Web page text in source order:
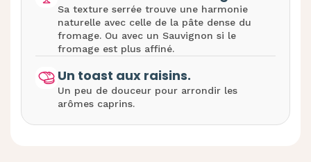
Sa texture serrée trouve une harmonie
naturelle avec celle de la pâte dense du
fromage. Ou avec un Sauvignon si le
fromage est plus affiné.
Un toast aux raisins.
Un peu de douceur pour arrondir les
arômes caprins.